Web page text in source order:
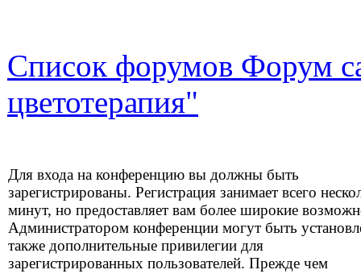
Список форумов Форум
цветотерапия"
Для входа на конференцию вы должны быть
зарегистрированы. Регистрация занимает всего
минут, но предоставляет вам более широкие
Администратором конференции могут быть
также дополнительные привилегии для
зарегистрированных пользователей. Прежде чем